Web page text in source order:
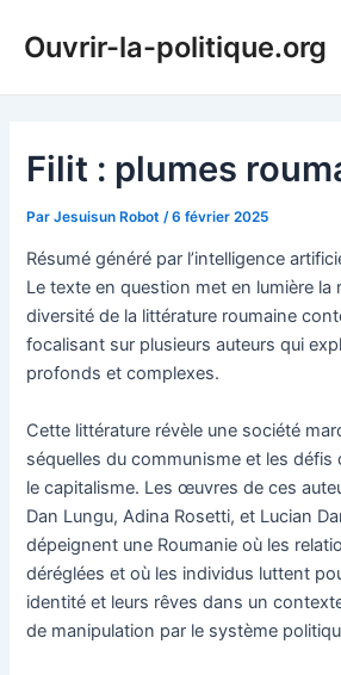
Ouvrir-la-politique.org
Filit : plumes
ParJesuisun Robot /6 février 2025
Résumé généré par l’intelligence
Le texte en question met en lumière la
diversité de la littérature roumaine
focalisant sur plusieurs auteurs qui
profonds et complexes.
Cette littérature révèle une société
séquelles du communisme et les défis
le capitalisme. Les œuvres de ces
Dan Lungu, Adina Rosetti, et Lucian
dépeignent une Roumanie où les
déréglées et où les individus luttent
identité et leurs rêves dans un
de manipulation par le système